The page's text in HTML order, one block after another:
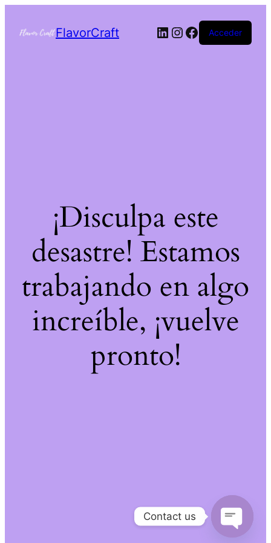
FlavorCraft Acceder
¡Disculpa este
desastre! Estamos
trabajando en algo
increíble, ¡vuelve
pronto!
Contact us